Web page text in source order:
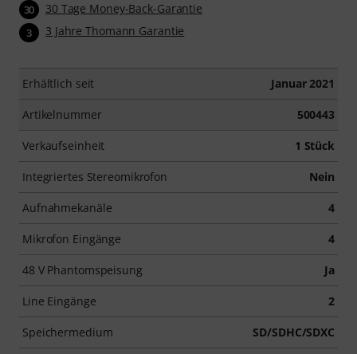
30 30 Tage Money-Back-Garantie
3 3 Jahre Thomann Garantie
Erhältlich seit Januar 2021
Artikelnummer 500443
Verkaufseinheit 1 Stück
Integriertes Stereomikrofon Nein
Aufnahmekanäle 4
Mikrofon Eingänge 4
48 V Phantomspeisung Ja
Line Eingänge 2
Speichermedium SD/SDHC/SDXC